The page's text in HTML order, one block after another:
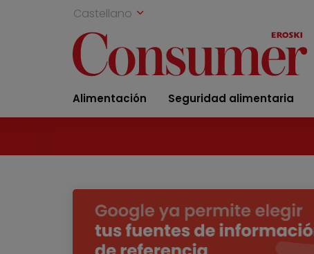
Castellano
Alimentación Seguridad alimentaria